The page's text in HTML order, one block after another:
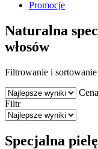
Promocje
Naturalna
włosów
Filtrowanie i sortowanie
Cena
Filtr
Specjalna